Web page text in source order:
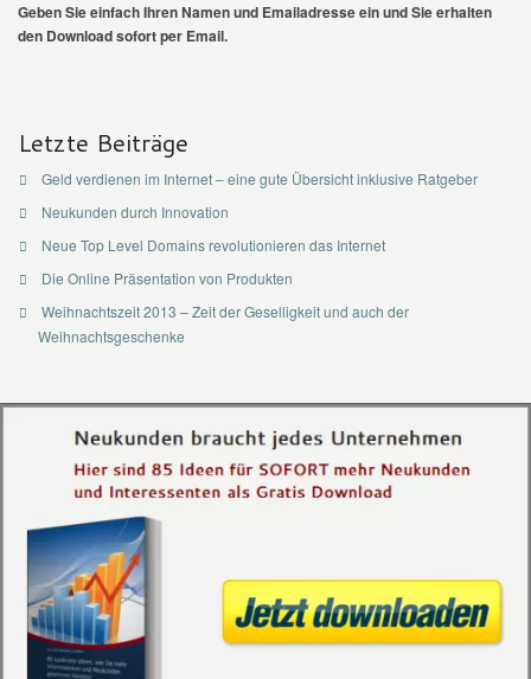
Geben Sie einfach Ihren Namen und Emailadresse ein und Sie erhalten
den Download sofort per Email.
Letzte Beiträge
Geld verdienen im Internet – eine gute Übersicht inklusive Ratgeber
Neukunden durch Innovation
Neue Top Level Domains revolutionieren das Internet
Die Online Präsentation von Produkten
Weihnachtszeit 2013 – Zeit der Geselligkeit und auch der
Weihnachtsgeschenke